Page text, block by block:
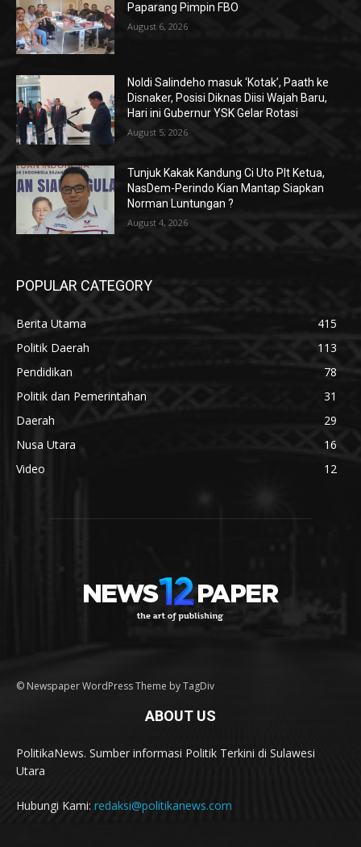
Paparang Pimpin FBO
August 6, 2026
Noldi Salindeho masuk ‘Kotak’, Paath ke
Disnaker, Posisi Diknas Diisi Wajah Baru,
Hari ini Gubernur YSK Gelar Rotasi
August 5, 2026
Tunjuk Kakak Kandung Ci Uto Plt Ketua,
NasDem-Perindo Kian Mantap Siapkan
Norman Luntungan ?
August 4, 2026
POPULAR CATEGORY
Berita Utama
415
Politik Daerah
113
Pendidikan
78
Politik dan Pemerintahan
31
Daerah
29
Nusa Utara
16
Video
12
© Newspaper WordPress Theme by TagDiv
ABOUT US
PolitikaNews. Sumber informasi Politik Terkini di Sulawesi
Utara
Hubungi Kami: redaksi@politikanews.com